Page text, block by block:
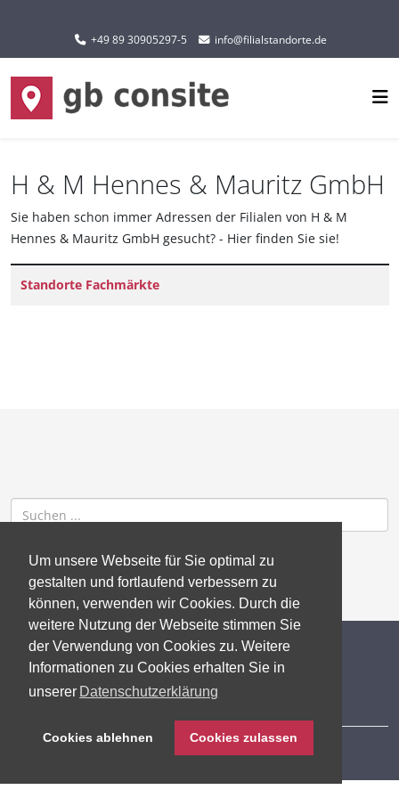
Um unsere Webseite für Sie optimal zu
gestalten und fortlaufend verbessern zu
können, verwenden wir Cookies. Durch die
weitere Nutzung der Webseite stimmen Sie
der Verwendung von Cookies zu. Weitere
Informationen zu Cookies erhalten Sie in
unserer Datenschutzerklärung
Cookies ablehnen Cookies zulassen
Sprache auswählen
+49 89 30905297-5 info@filialstandorte.de
H & M Hennes & Mauritz GmbH
Sie haben schon immer Adressen der Filialen von H & M
Hennes & Mauritz GmbH gesucht? - Hier finden Sie sie!
Titel
Standorte Fachmärkte
© 2026 gb consite GmbH
Datenschutzerklärung